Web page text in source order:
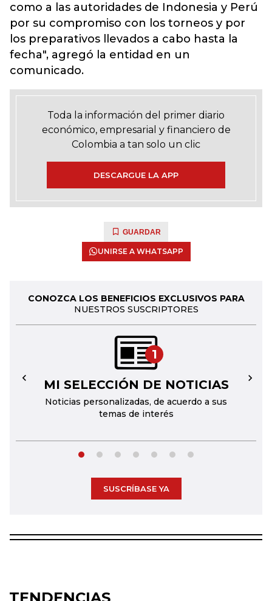
como a las autoridades de Indonesia y Perú
por su compromiso con los torneos y por
los preparativos llevados a cabo hasta la
fecha", agregó la entidad en un
comunicado.
Toda la información del primer diario
económico, empresarial y financiero de
Colombia a tan solo un clic
DESCARGUE LA APP
GUARDAR
UNIRSE A WHATSAPP
CONOZCA LOS BENEFICIOS EXCLUSIVOS PARA
NUESTROS SUSCRIPTORES
1
MI SELECCIÓN DE NOTICIAS
Noticias personalizadas, de acuerdo a sus
temas de interés
← →
SUSCRÍBASE YA